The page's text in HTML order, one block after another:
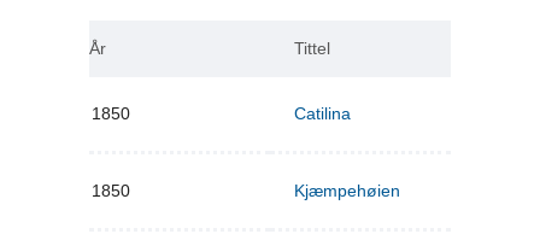
År Tittel
1850 Catilina
1850 Kjæmpehøien